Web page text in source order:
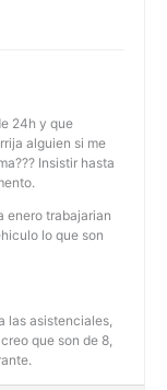
24h y que
alguien si me
Insistir hasta
enero trabajarian
lo que son
las asistenciales,
que son de 8,